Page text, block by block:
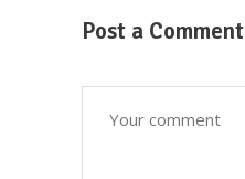
Post a Comment